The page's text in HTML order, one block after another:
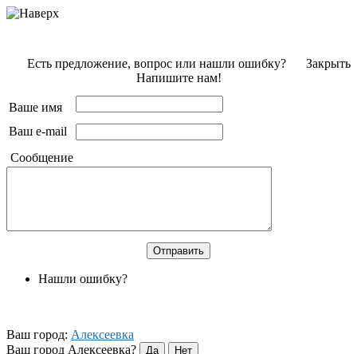
Закрыть
Есть предложение, вопрос или нашли ошибку?
Напишите нам!
Ваше имя
Ваш e-mail
Сообщение
Нашли ошибку?
Ваш город: Алексеевка
Ваш город Алексеевка?